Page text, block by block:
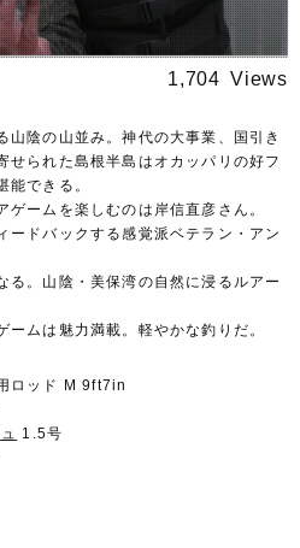
1,704
陰の山並み。神代の大事業、国引き
せられた島根半島はオカッパリの好フ
能できる。
ームを楽しむのは岸信直彦さん。
ードバックする感覚派ベテラン・アン
る。山陰・美保湾の自然に浸るルアー
ムは魅力満載。軽やかな釣りだ。
ロッド M 9ft7in
1.5号